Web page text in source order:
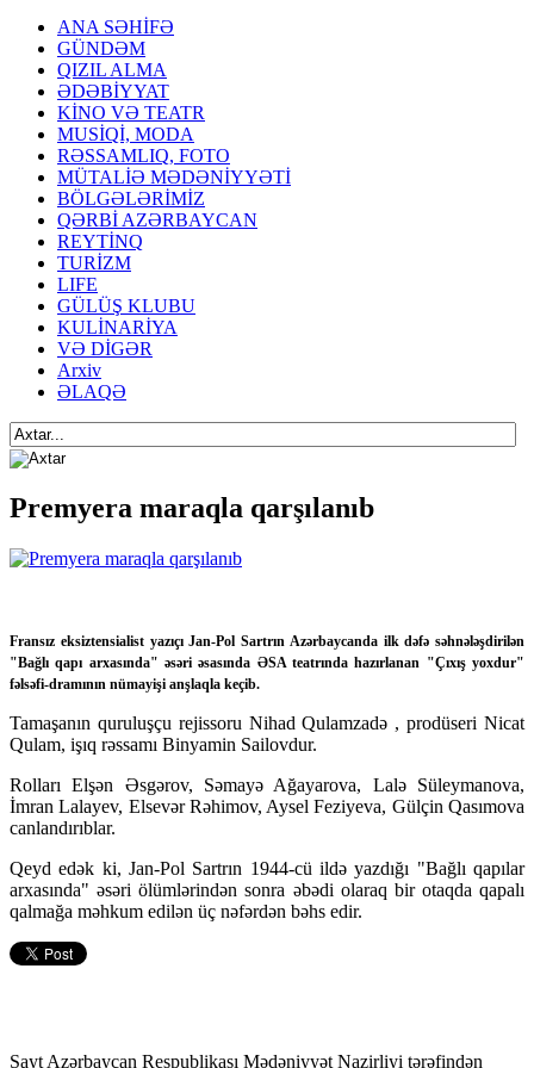
ANA SƏHİFƏ
GÜNDƏM
QIZIL ALMA
ƏDƏBİYYAT
KİNO VƏ TEATR
MUSİQİ, MODA
RƏSSAMLIQ, FOTO
MÜTALİƏ MƏDƏNİYYƏTİ
BÖLGƏLƏRİMİZ
QƏRBİ AZƏRBAYCAN
REYTİNQ
TURİZM
LIFE
GÜLÜŞ KLUBU
KULİNARİYA
VƏ DİGƏR
Arxiv
ƏLAQƏ
Premyera maraqla qarşılanıb
Fransız eksiztensialist yazıçı Jan-Pol Sartrın Azərbaycanda ilk dəfə səhnələşdirilən
"Bağlı qapı arxasında" əsəri əsasında ƏSA teatrında hazırlanan "Çıxış yoxdur"
fəlsəfi-dramının nümayişi anşlaqla keçib.
Tamaşanın quruluşçu rejissoru Nihad Qulamzadə , prodüseri Nicat
Qulam, işıq rəssamı Binyamin Sailovdur.
Rolları Elşən Əsgərov, Səmayə Ağayarova, Lalə Süleymanova,
İmran Lalayev, Elsevər Rəhimov, Aysel Feziyeva, Gülçin Qasımova
canlandırıblar.
Qeyd edək ki, Jan-Pol Sartrın 1944-cü ildə yazdığı "Bağlı qapılar
arxasında" əsəri ölümlərindən sonra əbədi olaraq bir otaqda qapalı
qalmağa məhkum edilən üç nəfərdən bəhs edir.
Sayt Azərbaycan Respublikası Mədəniyyət Nazirliyi tərəfindən